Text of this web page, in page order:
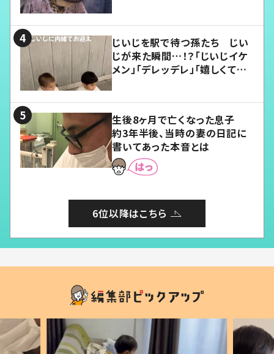
じいじを駅で待つ孫たち じい
じが来た瞬間…！？「じいじイケ
メン」「デレッデレ」「嬉しくて可
生後8ヶ月で亡くなった息子
約3年半後、当時の妻の日記に
書いてあった本音とは
6位以降はこちら